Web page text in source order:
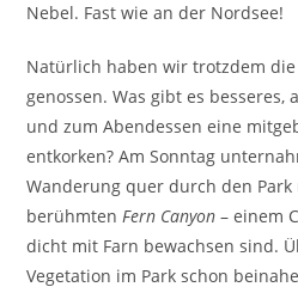
Nebel. Fast wie an der Nordsee!
Natürlich haben wir trotzdem
genossen. Was gibt es besseres,
und zum Abendessen eine
entkorken? Am Sonntag
Wanderung quer durch den
berühmtenFern Canyon– einem
dicht mit Farn bewachsen sind.
Vegetation im Park schon